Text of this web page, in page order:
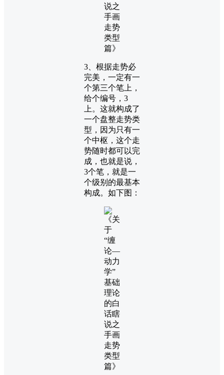
3、根据走势必
完美，一定有一
个第三个笔上，
给个编号，3
上。这就构成了
一个盘整走势类
型，因为只有一
个中枢，这个走
势随时都可以完
成，也就是说，
3个笔，就是一
个级别的最基本
构成。如下图：